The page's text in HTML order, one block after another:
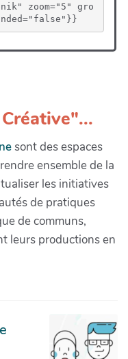
zoom="5" gro